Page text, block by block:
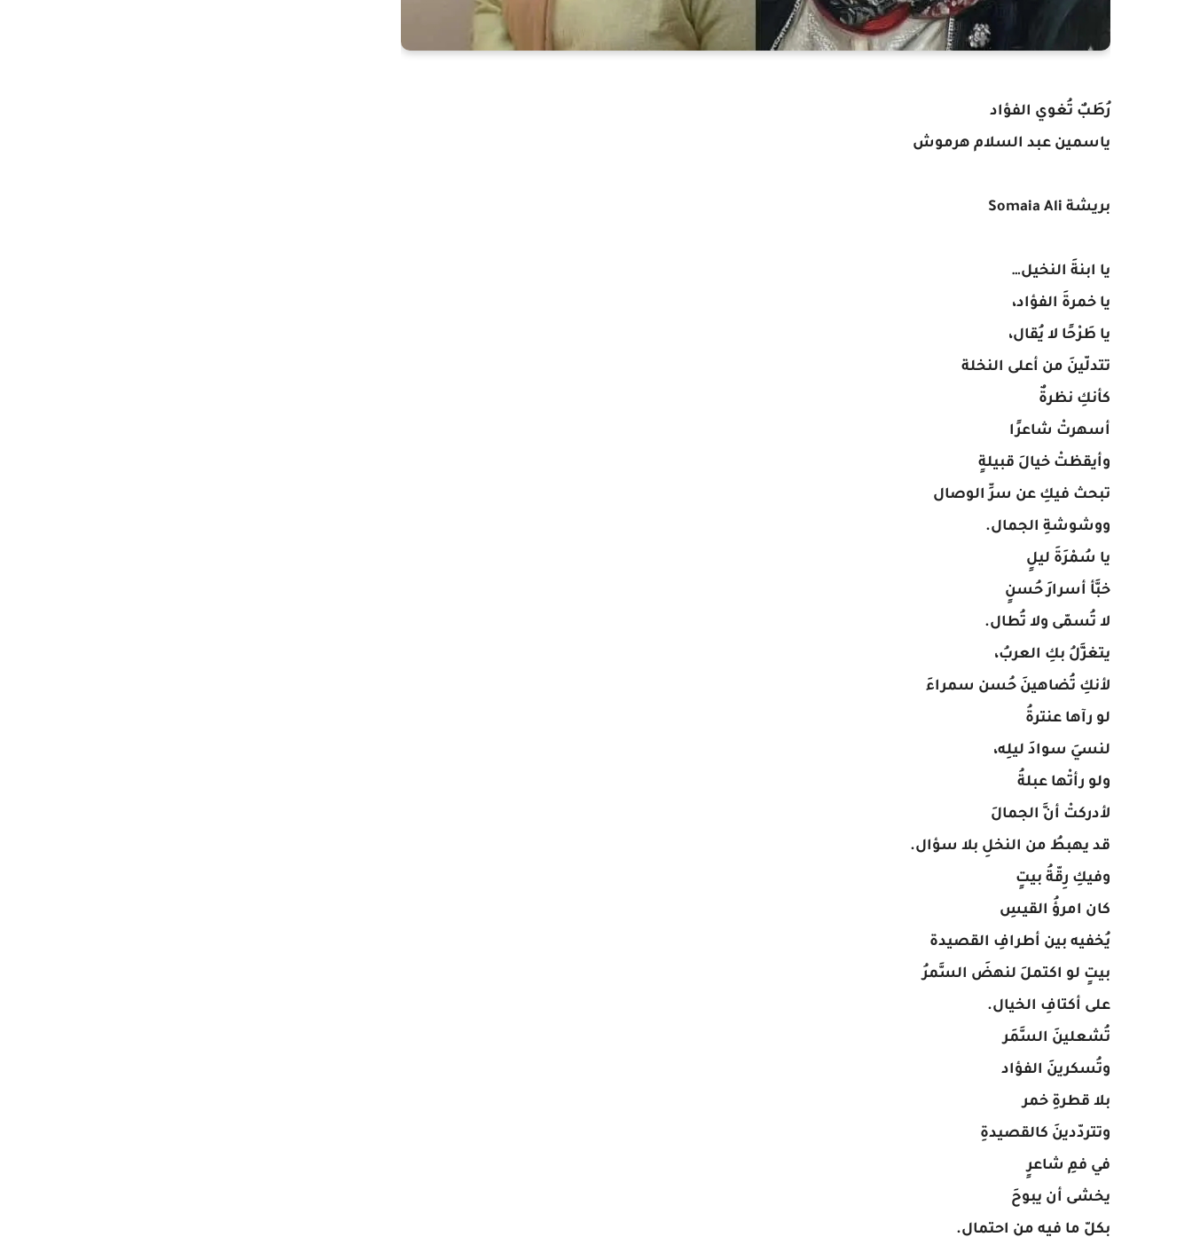
رُطَبٌ تُغوي الفؤاد
ياسمين عبد السلام هرموش
بريشة Somaia Ali
يا ابنةَ النخيل…
يا خمرةَ الفؤاد،
يا طَرْحًا لا يُقال،
تتدلّينَ من أعلى النخلة
كأنكِ نظرةٌ
أسهرتْ شاعرًا
وأيقظتْ خيالَ قبيلةٍ
تبحث فيكِ عن سرِّ الوصال
ووشوشةِ الجمال.
يا سُمْرَةَ ليلٍ
خبَّأ أسرارَ حُسنٍ
لا تُسمّى ولا تُطال.
يتغزَّلُ بكِ العربُ،
لأنكِ تُضاهينَ حُسن سمراءَ
لو رآها عنترةُ
لنسيَ سوادَ ليلِه،
ولو رأتْها عبلةُ
لأدركتْ أنَّ الجمالَ
قد يهبطُ من النخلِ بلا سؤال.
وفيكِ رِقّةُ بيتٍ
كان امرؤُ القيسِ
يُخفيه بين أطرافِ القصيدة
بيتٍ لو اكتملَ لنهضَ السَّمرُ
على أكتافِ الخيال.
تُشعلينَ السَّمَر
وتُسكرينَ الفؤاد
بلا قطرةِ خمر
وتتردّدينَ كالقصيدةِ
في فمِ شاعرٍ
يخشى أن يبوحَ
بكلّ ما فيه من احتمال.